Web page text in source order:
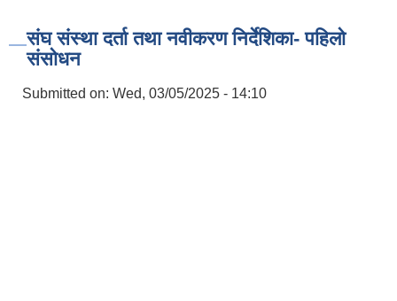
संघ संस्था दर्ता तथा नवीकरण निर्देशिका- पहिलो
संसोधन
Submitted on: Wed, 03/05/2025 - 14:10